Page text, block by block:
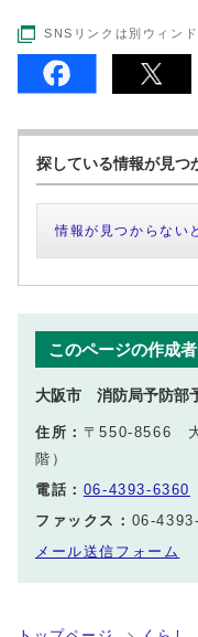
SNSリンクは別ウィン
探している情報が見つ
情報が見つからない
このページの作成
大阪市 消防局予防部
住所： 〒550-8566
階）
電話： 06-4393-6360
ファックス： 06-
メール送信フォーム